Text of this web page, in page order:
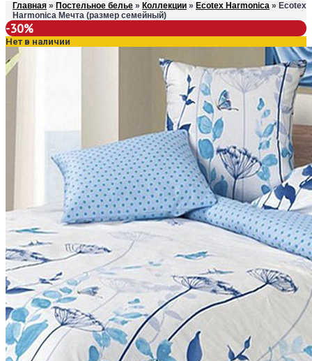
Главная » Постельное белье » Коллекции » Ecotex Harmonica » Ecotex
Harmonica Мечта (размер семейный)
-30%
Нет в наличии